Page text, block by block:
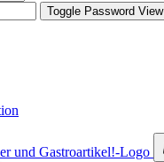
Toggle Password View